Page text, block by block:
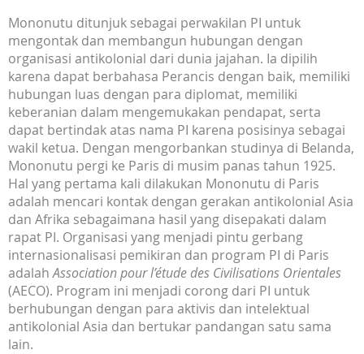
Mononutu ditunjuk sebagai perwakilan PI untuk
mengontak dan membangun hubungan dengan
organisasi antikolonial dari dunia jajahan. Ia dipilih
karena dapat berbahasa Perancis dengan baik, memiliki
hubungan luas dengan para diplomat, memiliki
keberanian dalam mengemukakan pendapat, serta
dapat bertindak atas nama PI karena posisinya sebagai
wakil ketua. Dengan mengorbankan studinya di Belanda,
Mononutu pergi ke Paris di musim panas tahun 1925.
Hal yang pertama kali dilakukan Mononutu di Paris
adalah mencari kontak dengan gerakan antikolonial Asia
dan Afrika sebagaimana hasil yang disepakati dalam
rapat PI. Organisasi yang menjadi pintu gerbang
internasionalisasi pemikiran dan program PI di Paris
adalahAssociation pour l’étude des Civilisations Orientales
(AECO). Program ini menjadi corong dari PI untuk
berhubungan dengan para aktivis dan intelektual
antikolonial Asia dan bertukar pandangan satu sama
lain.